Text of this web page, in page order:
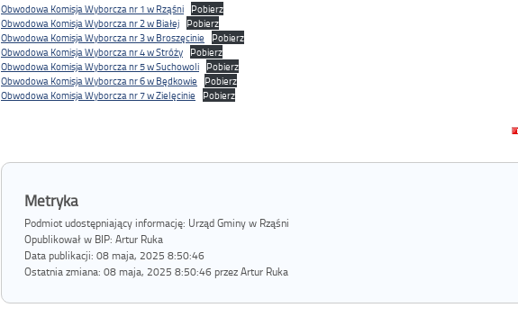
Obwodowa Komisja Wyborcza nr 1 w Rząśni Pobierz
Obwodowa Komisja Wyborcza nr 2 w Białej Pobierz
Obwodowa Komisja Wyborcza nr 3 w Broszęcinie
Pobierz
Obwodowa Komisja Wyborcza nr 4 w Stróży Pobierz
Obwodowa Komisja Wyborcza nr 5 w Suchowoli Pobierz
Obwodowa Komisja Wyborcza nr 6 w Będkowie
Pobierz
Obwodowa Komisja Wyborcza nr 7 w Zielęcinie
Pobierz
Metryka
Podmiot udostępniający informację: Urząd Gminy w Rząśni
Opublikował w BIP: Artur Ruka
Data publikacji: 08 maja, 2025 8:50:46
Ostatnia zmiana: 08 maja, 2025 8:50:46 przez Artur Ruka